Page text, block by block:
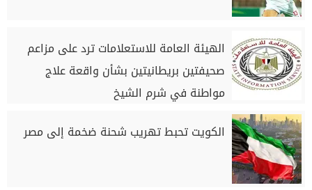
الهيئة العامة للاستعلامات ترد على مزاعم
صحيفتين بريطانيتين بشأن واقعة علاج
مواطنة في شرم الشيخ
الكويت تحبط تهريب شحنة ضخمة إلى مصر